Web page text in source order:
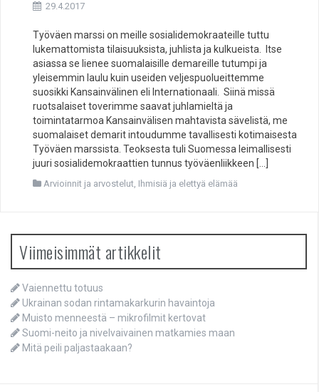
29.4.2017
Työväen marssi on meille sosialidemokraateille tuttu
lukemattomista tilaisuuksista, juhlista ja kulkueista. Itse
asiassa se lienee suomalaisille demareille tutumpi ja
yleisemmin laulu kuin useiden veljespuolueittemme
suosikki Kansainvälinen eli Internationaali. Siinä missä
ruotsalaiset toverimme saavat juhlamieltä ja
toimintatarmoa Kansainvälisen mahtavista sävelistä, me
suomalaiset demarit intoudumme tavallisesti kotimaisesta
Työväen marssista. Teoksesta tuli Suomessa leimallisesti
juuri sosialidemokraattien tunnus työväenliikkeen […]
Arvioinnit ja arvostelut, Ihmisiä ja elettyä elämää
Viimeisimmät artikkelit
Vaiennettu totuus
Ukrainan sodan rintamakarkurin havaintoja
Muisto menneestä – mikrofilmit kertovat
Suomi-neito ja nivelvaivainen matkamies maan
Mitä peili paljastaakaan?